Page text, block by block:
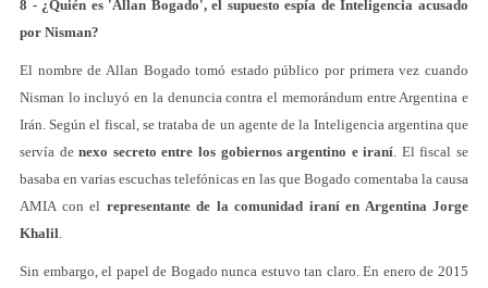
8 - ¿Quién es 'Allan Bogado', el supuesto espía de Inteligencia acusado
por Nisman?
El nombre de Allan Bogado tomó estado público por primera vez cuando
Nisman lo incluyó en la denuncia contra el memorándum entre Argentina e
Irán. Según el fiscal, se trataba de un agente de la Inteligencia argentina que
servía denexo secreto entre los gobiernos argentino e iraní. El fiscal se
basaba en varias escuchas telefónicas en las que Bogado comentaba la causa
AMIA con el representante de la comunidad iraní en Argentina Jorge
Khalil.
Sin embargo, el papel de Bogado nunca estuvo tan claro. En enero de 2015